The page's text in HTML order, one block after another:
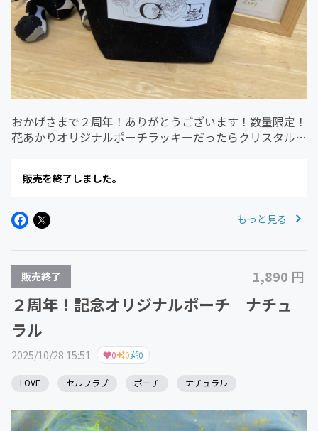
おかげさまで２周年！ありがとうございます！数量限定！
花あかりオリジナルポーチラッキーだったらクリスタル入
販売を終了しました。
もっと見る
販売終了 1,890 円
２周年！記念オリジナルポーチ ナチュ
ラル
2025/10/28 15:51 0 0 0
LOVE セルフラブ ポーチ ナチュラル